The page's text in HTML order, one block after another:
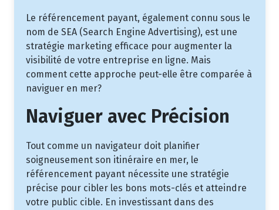
Le référencement payant, également connu sous le
nom de SEA (Search Engine Advertising), est une
stratégie marketing efficace pour augmenter la
visibilité de votre entreprise en ligne. Mais
comment cette approche peut-elle être comparée à
naviguer en mer?
Naviguer avec Précision
Tout comme un navigateur doit planifier
soigneusement son itinéraire en mer, le
référencement payant nécessite une stratégie
précise pour cibler les bons mots-clés et atteindre
votre public cible. En investissant dans des